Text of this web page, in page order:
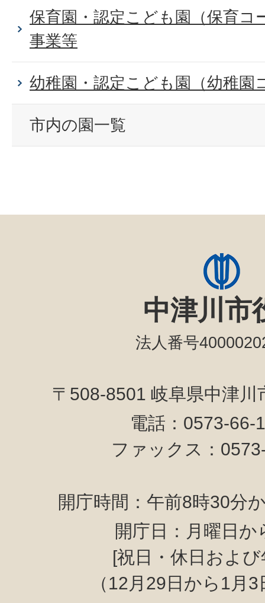
保育園・認定こども園（保育コ
事業等
幼稚園・認定こども園（幼稚園
市内の園一覧
中津川市
法人番号
〒508-8501 岐阜県中津
電話：0573-
ファックス：
開庁時間：午前8時30分
開庁日：月曜日か
[祝日・休日およ
（12月29日から1月